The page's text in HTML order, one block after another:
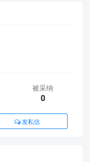
被采纳
0
发私信